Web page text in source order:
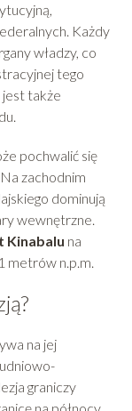
Każdy
władzy, co
tego
także
pochwalić się
zachodnim
dominują
wewnętrzne.
Kinabalu na
metrów n.p.m.
na jej
graniczy